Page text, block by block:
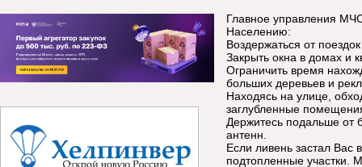
Главное управления
Населению:
Воздержаться от
Закрыть окна в домах и
Ограничить время
больших деревьев и
Находясь на улице,
заглубленные
Держитесь подальше от
антенн.
Если ливень застал Вас
подтопленные участки.